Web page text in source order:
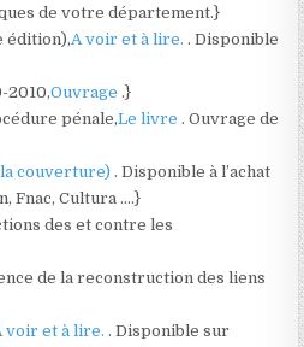
de votre département.}
édition),A voir et à lire. . Disponible
2010,Ouvrage .}
pénale,Le livre . Ouvrage de
couverture) . Disponible à l’achat
Fnac, Cultura ….}
des et contre les
de la reconstruction des liens
voir et à lire. . Disponible sur